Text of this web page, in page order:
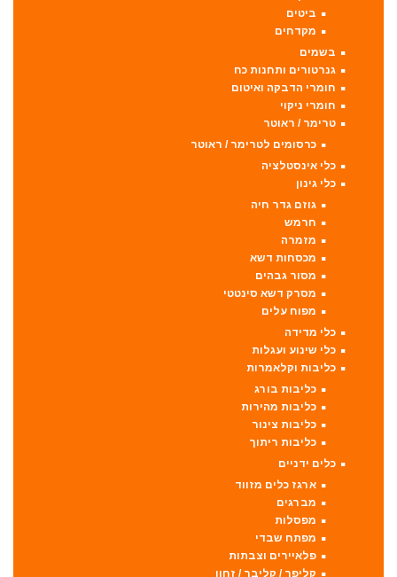
ביטים
מקדחים
בשמים
גנרטורים ותחנות כח
חומרי הדבקה ואיטום
חומרי ניקוי
טרימר / ראוטר
כרסומים לטרימר / ראוטר
כלי אינסטלציה
כלי גינון
גוזם גדר חיה
חרמש
מזמרה
מכסחות דשא
מסור גבהים
מסרק דשא סינטטי
מפוח עלים
כלי מדידה
כלי שינוע ועגלות
כליבות וקלאמרות
כליבות בורג
כליבות מהירות
כליבות צינור
כליבות ריתוך
כלים ידניים
ארגז כלים מזווד
מברגים
מפסלות
מפתח שבדי
פלאיירים וצבתות
קליפר / קליבר / זחון